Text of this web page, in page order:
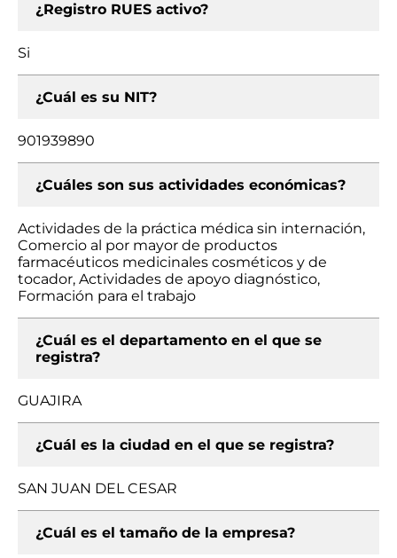
¿Registro RUES activo?
Si
¿Cuál es su NIT?
901939890
¿Cuáles son sus actividades económicas?
Actividades de la práctica médica sin internación,
Comercio al por mayor de productos
farmacéuticos medicinales cosméticos y de
tocador, Actividades de apoyo diagnóstico,
Formación para el trabajo
¿Cuál es el departamento en el que se
registra?
GUAJIRA
¿Cuál es la ciudad en el que se registra?
SAN JUAN DEL CESAR
¿Cuál es el tamaño de la empresa?